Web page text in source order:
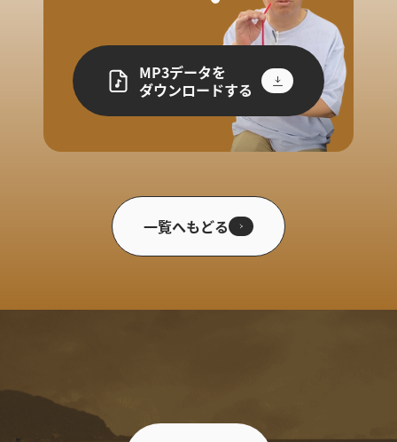
MP3データを
ダウンロードする
一覧へもどる